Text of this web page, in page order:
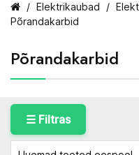
Elektrikaubad
Põrandakarbid
Põrandakarbid
☰ Filtras